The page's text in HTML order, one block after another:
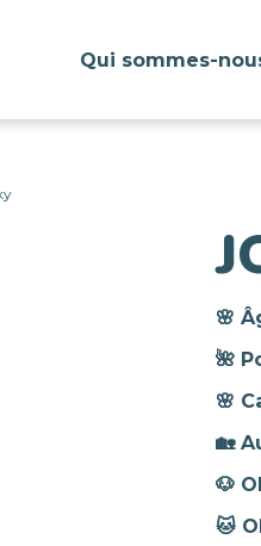
Qui sommes-
🌸
🌺
🌸
🏡
🐶
🐱